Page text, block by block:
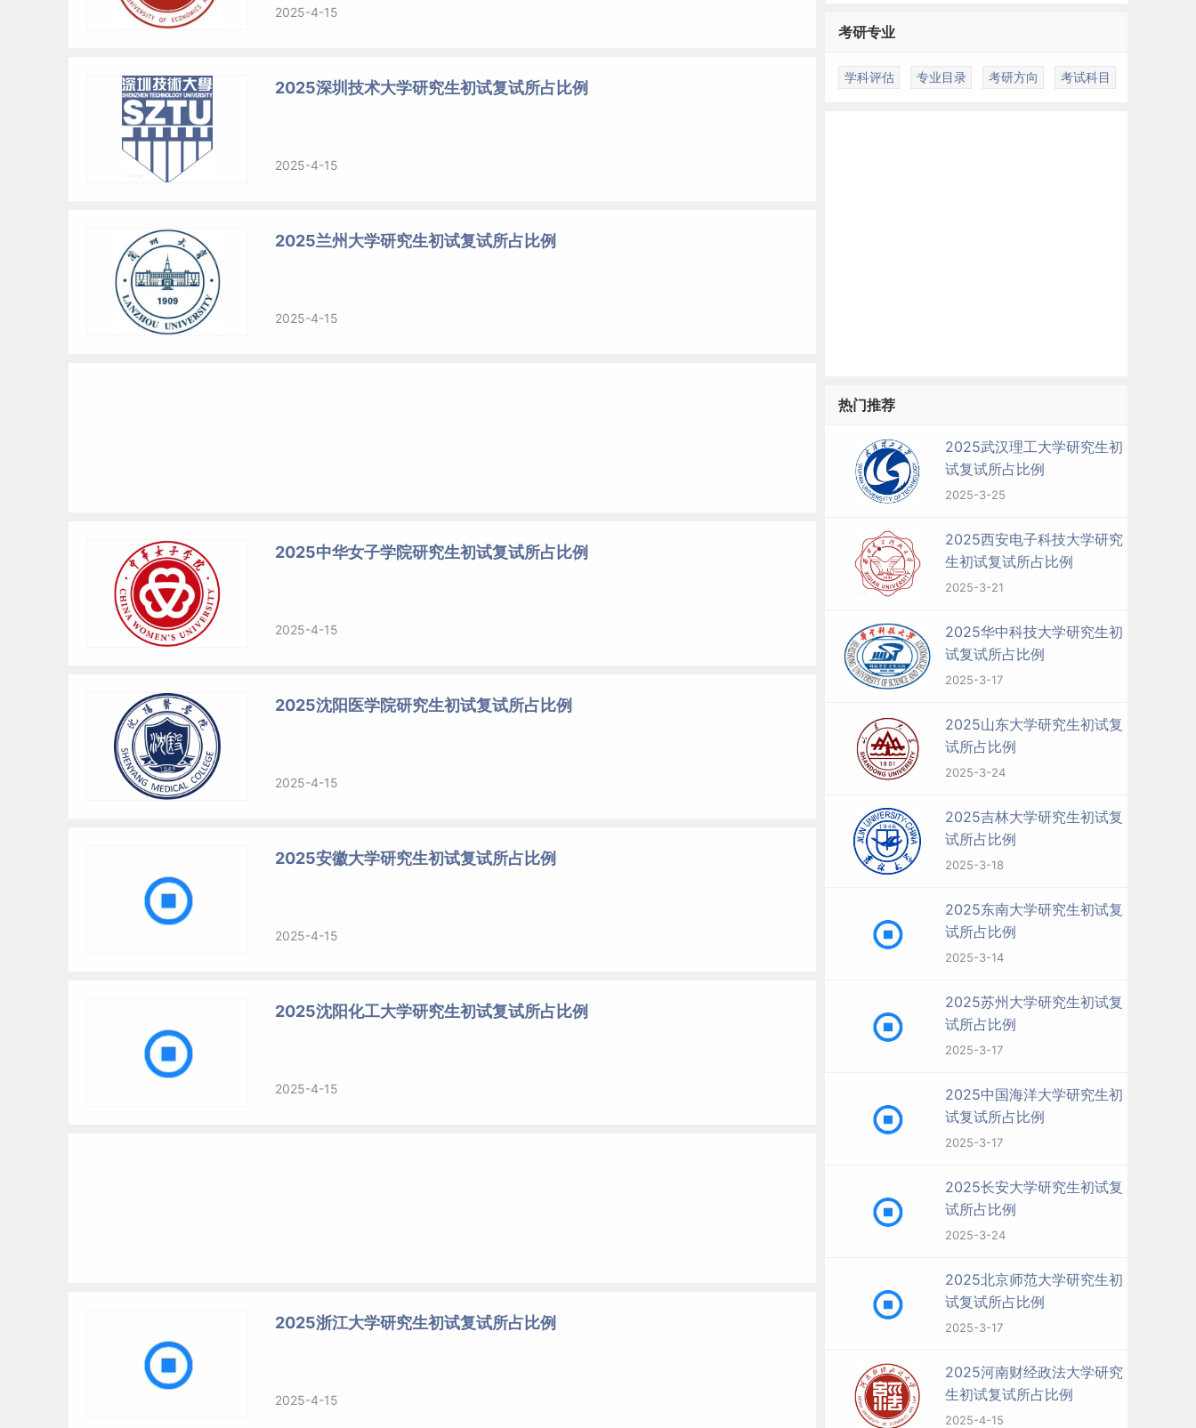
2025-4-15
2025深圳技术大学研究生初试复试所占比例
2025-4-15
2025兰州大学研究生初试复试所占比例
2025-4-15
2025中华女子学院研究生初试复试所占比例
2025-4-15
2025沈阳医学院研究生初试复试所占比例
2025-4-15
2025安徽大学研究生初试复试所占比例
2025-4-15
2025沈阳化工大学研究生初试复试所占比例
2025-4-15
2025浙江大学研究生初试复试所占比例
2025-4-15
考研专业
学科评估 专业目录 考研方向 考试科目
热门推荐
2025武汉理工大学研究生初
试复试所占比例
2025-3-25
2025西安电子科技大学研究
生初试复试所占比例
2025-3-21
2025华中科技大学研究生初
试复试所占比例
2025-3-17
2025山东大学研究生初试复
试所占比例
2025-3-24
2025吉林大学研究生初试复
试所占比例
2025-3-18
2025东南大学研究生初试复
试所占比例
2025-3-14
2025苏州大学研究生初试复
试所占比例
2025-3-17
2025中国海洋大学研究生初
试复试所占比例
2025-3-17
2025长安大学研究生初试复
试所占比例
2025-3-24
2025北京师范大学研究生初
试复试所占比例
2025-3-17
2025河南财经政法大学研究
生初试复试所占比例
2025-4-15